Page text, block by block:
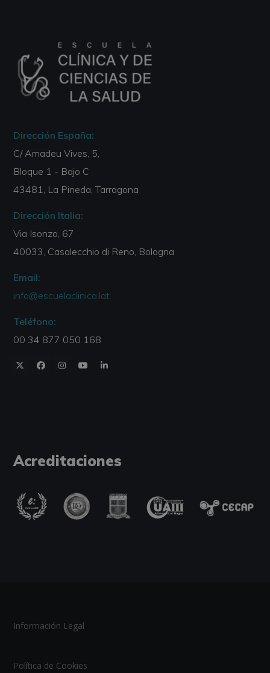
Dirección España:
C/ Amadeu Vives, 5,
Bloque 1 - Bajo C
43481, La Pineda, Tarragona
Dirección Italia:
Via Isonzo, 67
40033, Casalecchio di Reno, Bologna
Email:
info@escuelaclinica.lat
Teléfono:
00 34 877 050 168
Acreditaciones
Información Legal
Política de Cookies